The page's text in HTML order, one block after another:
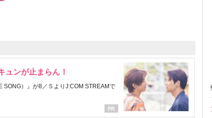
ュンが止まらん！
SONG）』が8／５よりJ:COM STREAMで